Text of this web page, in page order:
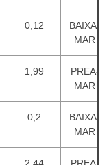
0,12
BAIXA-
MAR
1,99
PREA-
MAR
0,2
BAIXA-
MAR